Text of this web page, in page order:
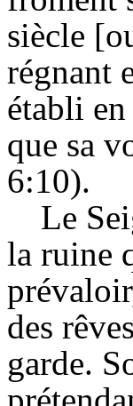
siècle
régnant
établi
que sa
6:10).
Le
la ruine
des
garde.